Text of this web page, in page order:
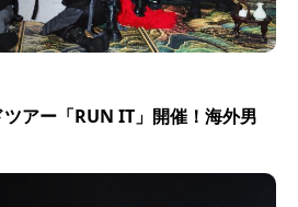
アー「RUN IT」開催！海外男